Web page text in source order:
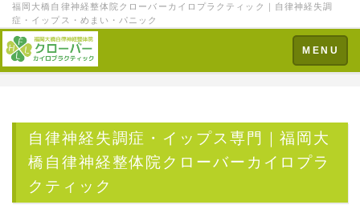
福岡大橋自律神経整体院クローバーカイロプラクティック｜自律神経失調
症・イップス・めまい・パニック
Toggle
navigation
MENU
自律神経失調症・イップス専門｜福岡大
橋自律神経整体院クローバーカイロプラ
クティック